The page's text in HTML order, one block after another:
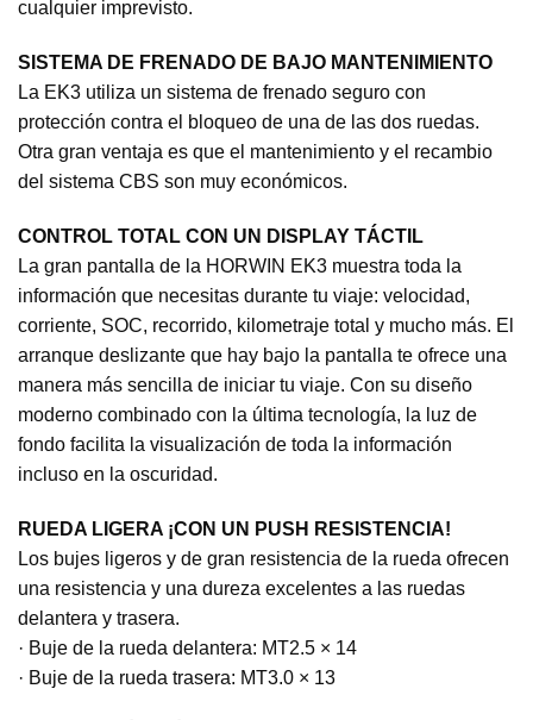
cualquier imprevisto.
SISTEMA DE FRENADO DE BAJO MANTENIMIENTO
La EK3 utiliza un sistema de frenado seguro con
protección contra el bloqueo de una de las dos ruedas.
Otra gran ventaja es que el mantenimiento y el recambio
del sistema CBS son muy económicos.
CONTROL TOTAL CON UN DISPLAY TÁCTIL
La gran pantalla de la HORWIN EK3 muestra toda la
información que necesitas durante tu viaje: velocidad,
corriente, SOC, recorrido, kilometraje total y mucho más. El
arranque deslizante que hay bajo la pantalla te ofrece una
manera más sencilla de iniciar tu viaje. Con su diseño
moderno combinado con la última tecnología, la luz de
fondo facilita la visualización de toda la información
incluso en la oscuridad.
RUEDA LIGERA ¡CON UN PUSH RESISTENCIA!
Los bujes ligeros y de gran resistencia de la rueda ofrecen
una resistencia y una dureza excelentes a las ruedas
delantera y trasera.
· Buje de la rueda delantera: MT2.5 × 14
· Buje de la rueda trasera: MT3.0 × 13